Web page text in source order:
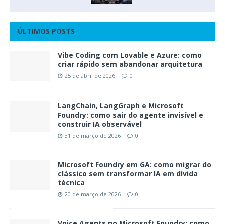
ÚLTIMOS POSTS
Vibe Coding com Lovable e Azure: como
criar rápido sem abandonar arquitetura
25 de abril de 2026 0
LangChain, LangGraph e Microsoft
Foundry: como sair do agente invisível e
construir IA observável
31 de março de 2026 0
Microsoft Foundry em GA: como migrar do
clássico sem transformar IA em dívida
técnica
20 de março de 2026 0